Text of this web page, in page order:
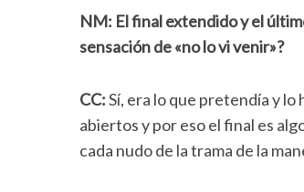
NM: El final extendido y el
sensación de «no lo vi venir»?
CC:Sí, era lo que pretendía y
abiertos y por eso el final es
cada nudo de la trama de la
r
c
o
r
: